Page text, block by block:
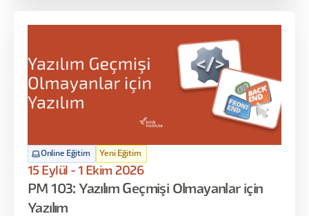
Online Eğitim Yeni Eğitim
15 Eylül - 1 Ekim 2026
PM 103: Yazılım Geçmişi Olmayanlar için
Yazılım